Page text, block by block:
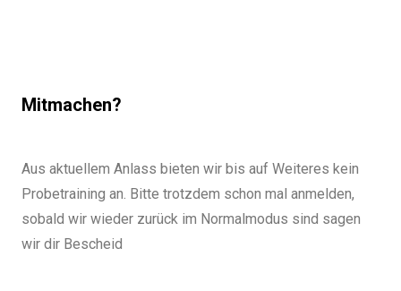
Mitmachen?
Aus aktuellem Anlass bieten wir bis auf Weiteres kein
Probetraining an. Bitte trotzdem schon mal anmelden,
sobald wir wieder zurück im Normalmodus sind sagen
wir dir Bescheid